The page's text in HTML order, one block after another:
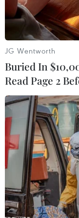
Biểu tượng Tập
Tập đoàn năng
thỏa thuận mua
thanh toán toàn
JG Wentworth
Buried In
Read Page 2